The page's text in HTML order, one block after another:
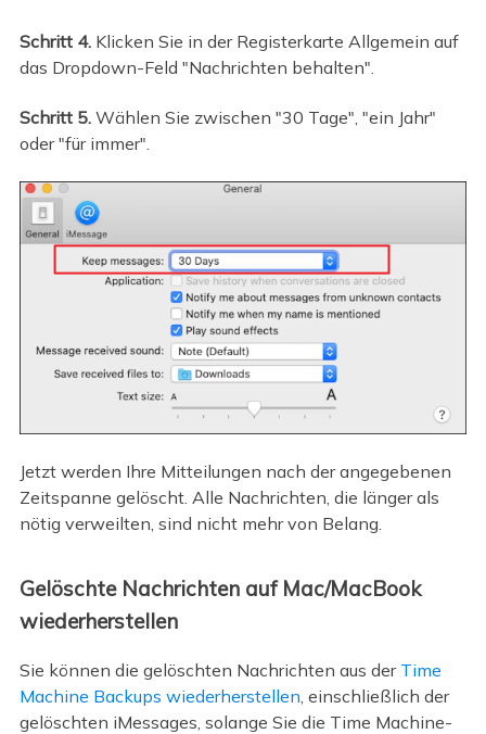
Schritt 4.Klicken Sie in der Registerkarte Allgemein auf
das Dropdown-Feld "Nachrichten behalten".
Schritt 5.Wählen Sie zwischen "30 Tage", "ein Jahr"
oder "für immer".
Jetzt werden Ihre Mitteilungen nach der angegebenen
Zeitspanne gelöscht. Alle Nachrichten, die länger als
nötig verweilten, sind nicht mehr von Belang.
Gelöschte Nachrichten auf Mac/MacBook
wiederherstellen
Sie können die gelöschten Nachrichten aus der Time
Machine Backups wiederherstellen , einschließlich der
gelöschten iMessages, solange Sie die Time Machine-